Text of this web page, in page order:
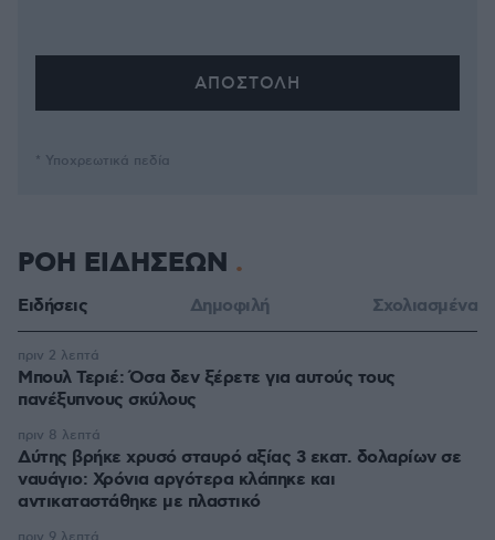
* Υποχρεωτικά πεδία
ΡΟΗ ΕΙΔΗΣΕΩΝ
Ειδήσεις Δημοφιλή Σχολιασμένα
Μπουλ Τεριέ: Όσα δεν ξέρετε για αυτούς τους
πανέξυπνους σκύλους
πριν 2 λεπτά
Δύτης βρήκε χρυσό σταυρό αξίας 3 εκατ. δολαρίων σε
ναυάγιο: Χρόνια αργότερα κλάπηκε και
αντικαταστάθηκε με πλαστικό
πριν 8 λεπτά